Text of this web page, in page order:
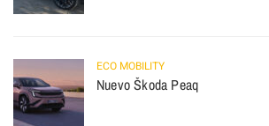
ECO MOBILITY
Nuevo Škoda Peaq